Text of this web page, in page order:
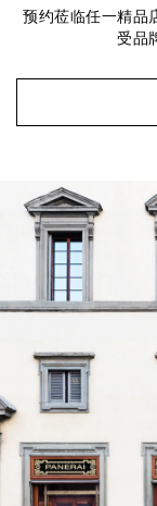
预约莅临任一精品
受品